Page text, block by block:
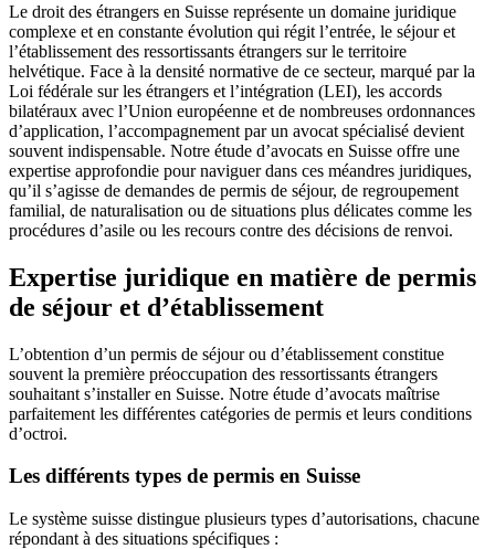
Le droit des étrangers en Suisse représente un domaine juridique
complexe et en constante évolution qui régit l’entrée, le séjour et
l’établissement des ressortissants étrangers sur le territoire
helvétique. Face à la densité normative de ce secteur, marqué par la
Loi fédérale sur les étrangers et l’intégration (LEI), les accords
bilatéraux avec l’Union européenne et de nombreuses ordonnances
d’application, l’accompagnement par un avocat spécialisé devient
souvent indispensable. Notre étude d’avocats en Suisse offre une
expertise approfondie pour naviguer dans ces méandres juridiques,
qu’il s’agisse de demandes de permis de séjour, de regroupement
familial, de naturalisation ou de situations plus délicates comme les
procédures d’asile ou les recours contre des décisions de renvoi.
Expertise juridique en matière de permis
de séjour et d’établissement
L’obtention d’un permis de séjour ou d’établissement constitue
souvent la première préoccupation des ressortissants étrangers
souhaitant s’installer en Suisse. Notre étude d’avocats maîtrise
parfaitement les différentes catégories de permis et leurs conditions
d’octroi.
Les différents types de permis en Suisse
Le système suisse distingue plusieurs types d’autorisations, chacune
répondant à des situations spécifiques :